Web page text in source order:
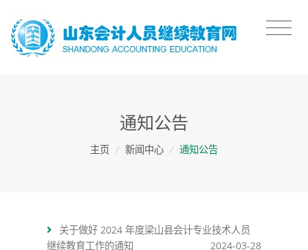
通知公告
主页 / 新闻中心 / 通知公告
关于做好 2024 年度梁山县会计专业技术人员
继续教育工作的通知
2024-03-28